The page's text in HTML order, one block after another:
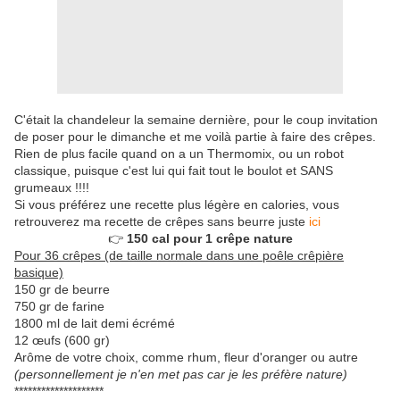
C'était la chandeleur la semaine dernière, pour le coup invitation
de poser pour le dimanche et me voilà partie à faire des crêpes.
Rien de plus facile quand on a un Thermomix, ou un robot
classique, puisque c'est lui qui fait tout le boulot et SANS
grumeaux !!!!
Si vous préférez une recette plus légère en calories, vous
retrouverez ma recette de crêpes sans beurre juste ici
👉 150 cal pour 1 crêpe nature
Pour 36 crêpes (de taille normale dans une poêle crêpière
basique)
150 gr de beurre
750 gr de farine
1800 ml de lait demi écrémé
12 œufs (600 gr)
Arôme de votre choix, comme rhum, fleur d'oranger ou autre
(personnellement je n'en met pas car je les préfère nature)
********************